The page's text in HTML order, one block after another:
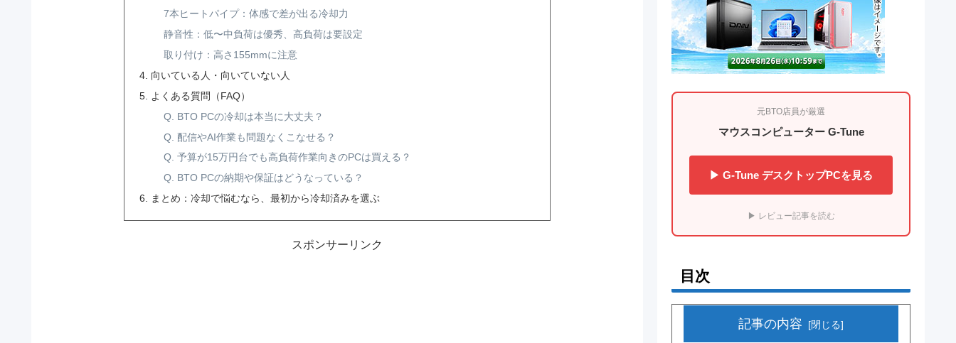
7本ヒートパイプ：体感で差が出る冷却力
静音性：低〜中負荷は優秀、高負荷は要設定
取り付け：高さ155mmに注意
向いている人・向いていない人
よくある質問（FAQ）
Q. BTO PCの冷却は本当に大丈夫？
Q. 配信やAI作業も問題なくこなせる？
Q. 予算が15万円台でも高負荷作業向きのPCは買える？
Q. BTO PCの納期や保証はどうなっている？
まとめ：冷却で悩むなら、最初から冷却済みを選ぶ
スポンサーリンク
元BTO店員が厳選
マウスコンピューター G-Tune
▶ G-Tune デスクトップPCを見る
▶ レビュー記事を読む
目次
記事の内容